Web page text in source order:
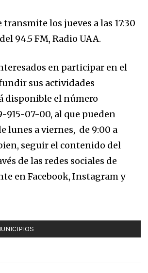
transmite los jueves a las 17:30
94.5 FM, Radio UAA.
en participar en el
sus actividades
disponible el número
07-00, al que pueden
lunes a viernes, de 9:00 a
seguir el contenido del
de las redes sociales de
en Facebook, Instagram y